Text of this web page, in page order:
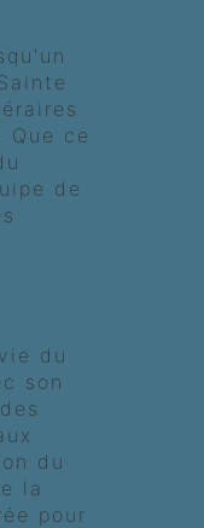
ce
de
du
son
du
la
pour